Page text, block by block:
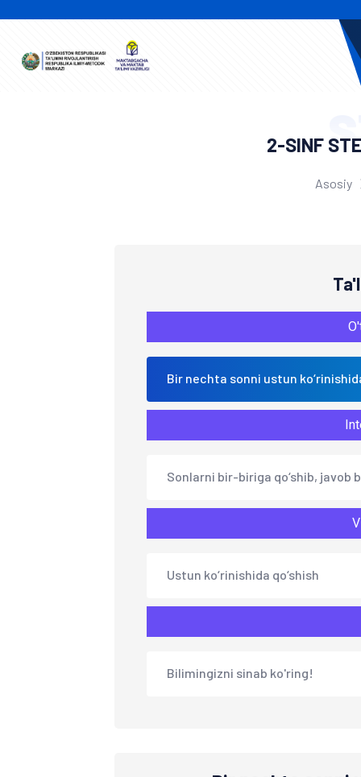
2-SINF
Asosiy
Bir nechta sonni ustun
Sonlarni bir-biriga qo‘shib, javob
Ustun ko‘rinishida qo‘shish
Bilimingizni sinab ko'ring!